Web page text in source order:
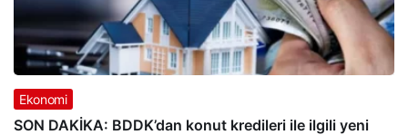
Ekonomi
SON DAKİKA: BDDK’dan konut kredileri ile ilgili yeni